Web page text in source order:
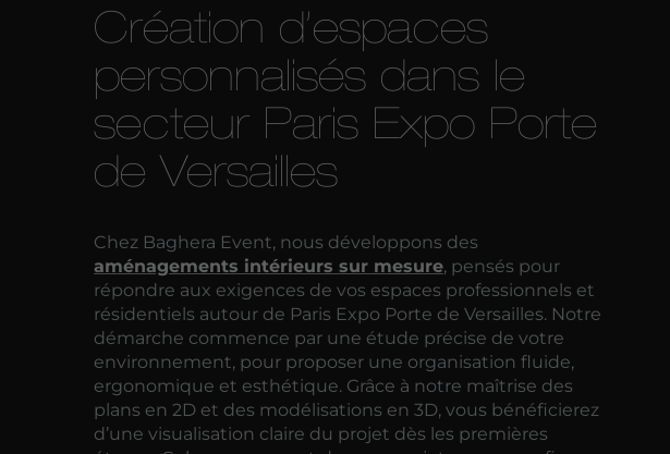
Création d’espaces
personnalisés dans le
secteur Paris Expo Porte
de Versailles
Chez Baghera Event, nous développons des
aménagements intérieurs sur mesure, pensés pour
répondre aux exigences de vos espaces professionnels et
résidentiels autour de Paris Expo Porte de Versailles. Notre
démarche commence par une étude précise de votre
environnement, pour proposer une organisation fluide,
ergonomique et esthétique. Grâce à notre maîtrise des
plans en 2D et des modélisations en 3D, vous bénéficierez
d’une visualisation claire du projet dès les premières